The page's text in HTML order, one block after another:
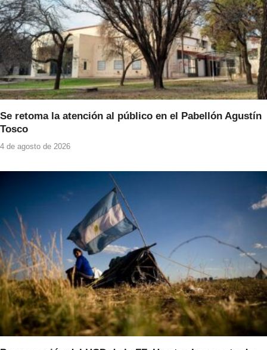
Se retoma la atención al público en el Pabellón Agustín
Tosco
4 de agosto de 2026